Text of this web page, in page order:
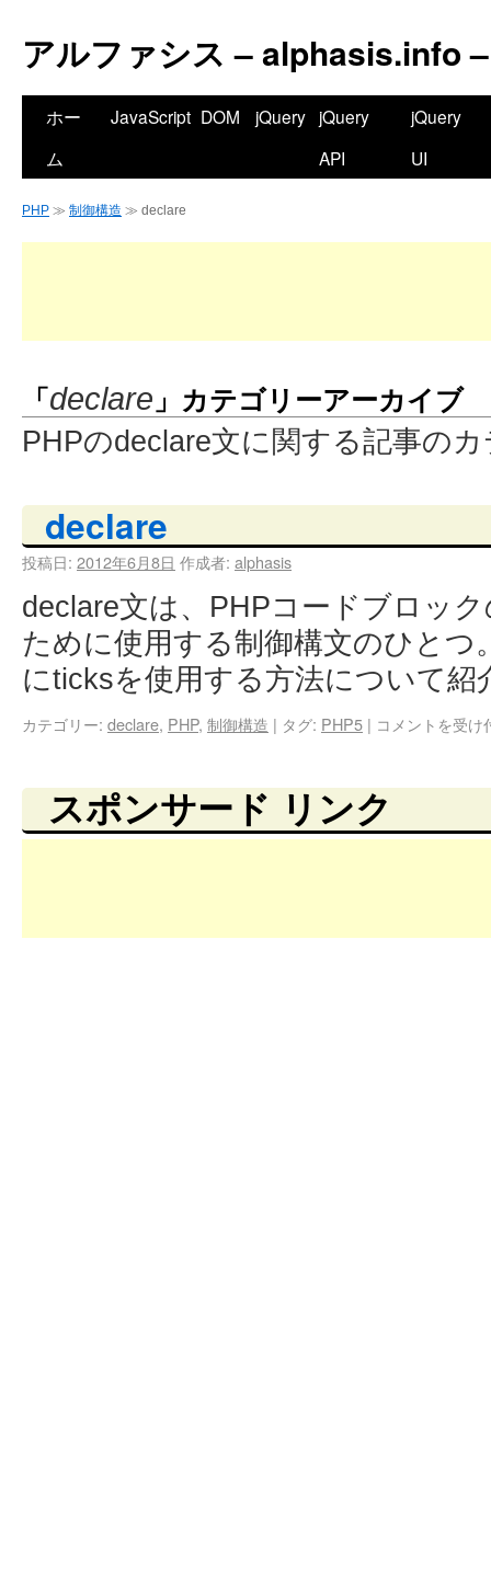
アルファシス – alphasis.info –
ホー
ム
JavaScript DOM jQuery jQuery
API
jQuery
UI
PHP ≫ 制御構造 ≫ declare
「declare 」カテゴリーアーカイブ
PHPのdeclare文に関する記事の
declare
投稿日: 2012年6月8日 作成者: alphasis
declare文は、PHPコードブロッ
ために使用する制御構文のひとつ
にticksを使用する方法について紹
カテゴリー: declare, PHP, 制御構造 | タグ: PHP5 | コメントを受け
スポンサード リンク